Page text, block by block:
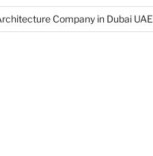
Company in Dubai UAE